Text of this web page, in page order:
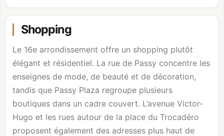
Shopping
Le 16e arrondissement offre un shopping plutôt
élégant et résidentiel. La rue de Passy concentre les
enseignes de mode, de beauté et de décoration,
tandis que Passy Plaza regroupe plusieurs
boutiques dans un cadre couvert. L’avenue Victor-
Hugo et les rues autour de la place du Trocadéro
proposent également des adresses plus haut de